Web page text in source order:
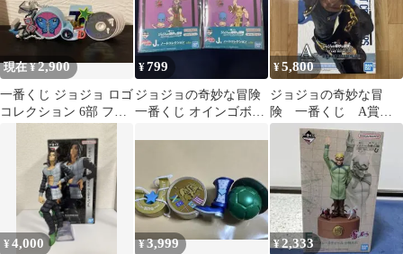
現在 ¥2,900
一番くじ ジョジョ ロゴ
コレクション 6部 フィ
¥799
ジョジョの奇妙な冒険
一番くじ オインゴボイ
¥5,800
ジョジョの奇妙な冒
険 一番くじ A賞
空条承太郎 新品未開封
¥4,000 ¥3,999 ¥2,333